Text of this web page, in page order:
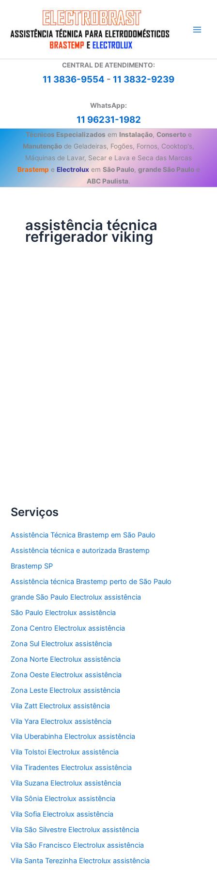
conteúdo
CENTRAL DE ATENDIMENTO:
11 3836-9554 - 11 3832-9239
WhatsApp:
11 96231-1982
Técnicos Especializados em Instalação, Consertoe
Manutenção de Geladeiras, Fogões, Fornos, Cooktop's,
Máquinas de Lavar, Secar e Lava e Seca das Marcas
Brastemp e Electroluxem São Paulo, grande São Pauloe
ABC Paulista.
assistência técnica
refrigerador viking
Serviços
Assistência Técnica Brastemp em São Paulo
Assistência técnica e autorizada Brastemp
Brastemp SP
Assistência técnica Brastemp perto de São Paulo
grande São Paulo Electrolux assistência
São Paulo Electrolux assistência
Zona Centro Electrolux assistência
Zona Sul Electrolux assistência
Zona Norte Electrolux assistência
Zona Oeste Electrolux assistência
Zona Leste Electrolux assistência
Vila Zatt Electrolux assistência
Vila Yara Electrolux assistência
Vila Uberabinha Electrolux assistência
Vila Tolstoi Electrolux assistência
Vila Tiradentes Electrolux assistência
Vila Suzana Electrolux assistência
Vila Sônia Electrolux assistência
Vila Sofia Electrolux assistência
Vila São Silvestre Electrolux assistência
Vila São Francisco Electrolux assistência
Vila Santa Terezinha Electrolux assistência